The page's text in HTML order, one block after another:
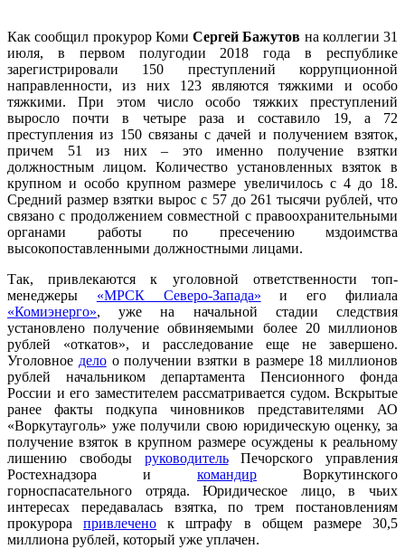
Как сообщил прокурор Коми Сергей Бажутов на коллегии 31
июля, в первом полугодии 2018 года в республике
зарегистрировали 150 преступлений коррупционной
направленности, из них 123 являются тяжкими и особо
тяжкими. При этом число особо тяжких преступлений
выросло почти в четыре раза и составило 19, а 72
преступления из 150 связаны с дачей и получением взяток,
причем 51 из них – это именно получение взятки
должностным лицом. Количество установленных взяток в
крупном и особо крупном размере увеличилось с 4 до 18.
Средний размер взятки вырос с 57 до 261 тысячи рублей, что
связано с продолжением совместной с правоохранительными
органами работы по пресечению мздоимства
высокопоставленными должностными лицами.
Так, привлекаются к уголовной ответственности топ-
менеджеры «МРСК Северо-Запада» и его филиала
«Комиэнерго», уже на начальной стадии следствия
установлено получение обвиняемыми более 20 миллионов
рублей «откатов», и расследование еще не завершено.
Уголовное делоо получении взятки в размере 18 миллионов
рублей начальником департамента Пенсионного фонда
России и его заместителем рассматривается судом. Вскрытые
ранее факты подкупа чиновников представителями АО
«Воркутауголь» уже получили свою юридическую оценку, за
получение взяток в крупном размере осуждены к реальному
лишению свободы руководительПечорского управления
Ростехнадзора и командир Воркутинского
горноспасательного отряда. Юридическое лицо, в чьих
интересах передавалась взятка, по трем постановлениям
прокурорапривлечено к штрафу в общем размере 30,5
миллиона рублей, который уже уплачен.